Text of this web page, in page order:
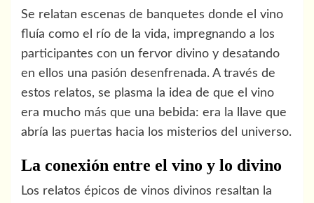
Se relatan escenas de banquetes donde el vino
fluía como el río de la vida, impregnando a los
participantes con un fervor divino y desatando
en ellos una pasión desenfrenada. A través de
estos relatos, se plasma la idea de que el vino
era mucho más que una bebida: era la llave que
abría las puertas hacia los misterios del universo.
La conexión entre el vino y lo divino
Los relatos épicos de vinos divinos resaltan la